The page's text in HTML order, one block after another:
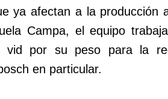
ya afectan a la producción
Campa, el equipo
vid por su peso para la
en particular.